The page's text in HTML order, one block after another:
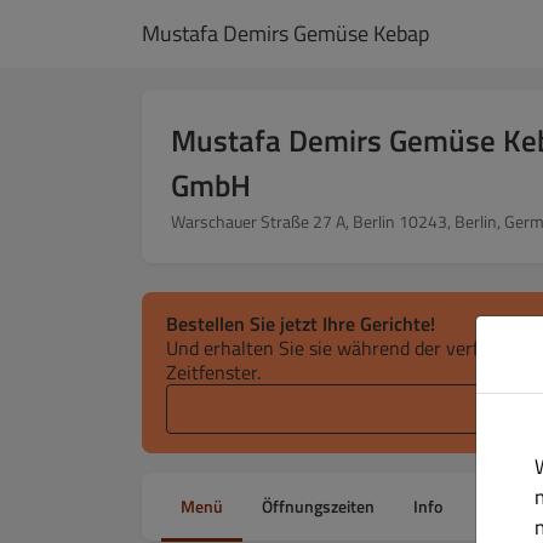
Mustafa Demirs Gemüse Kebap
Mustafa Demirs Gemüse
GmbH
Warschauer Straße 27 A, Berlin 10243, Berlin,
Bestellen Sie jetzt Ihre Gerichte!
Und erhalten Sie sie während der verfügbaren
Zeitfenster.
Menü Öffnungszeiten Info